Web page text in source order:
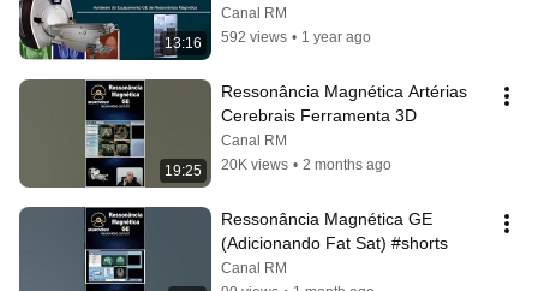
13:16
Canal RM
592 views • 1 year ago
19:25
Ressonância Magnética Artérias
Cerebrais Ferramenta 3D
Canal RM
20K views • 2 months ago
Ressonância Magnética GE
(Adicionando Fat Sat) #shorts
Canal RM